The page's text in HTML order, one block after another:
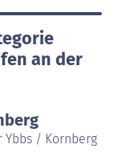
an der
Ybbs / Kornberg